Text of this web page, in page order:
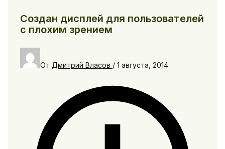
Создан дисплей для пользователей
с плохим зрением
От Дмитрий Власов / 1 августа, 2014